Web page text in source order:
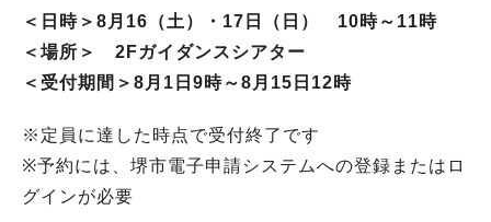
＜日時＞8月16（土）・17日（日） 10時～11時
＜場所＞ 2Fガイダンスシアター
＜受付期間＞8月1日9時～8月15日12時
※定員に達した時点で受付終了です
※予約には、堺市電子申請システムへの登録またはロ
グインが必要